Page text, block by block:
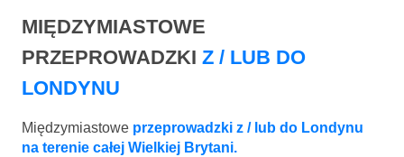
MIĘDZYMIASTOWE
PRZEPROWADZKI Z / LUB DO
LONDYNU
Międzymiastowe przeprowadzki z / lub do Londynu
na terenie całej Wielkiej Brytani.